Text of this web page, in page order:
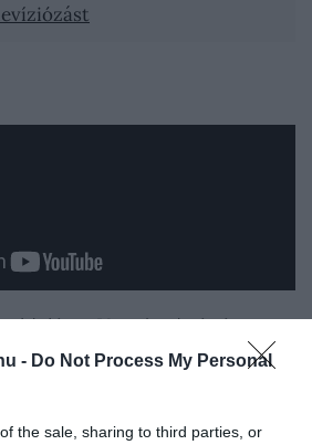
- Do Not Process My Personal
the sale, sharing to third parties, or
idején, a 19. század végén
arisztokrácia és az újonnan
világát állítja
New Yorkba, ahol